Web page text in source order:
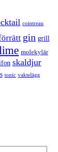
cointreau
gin grill
molekylär
skaldjur
tonic vaktelägg